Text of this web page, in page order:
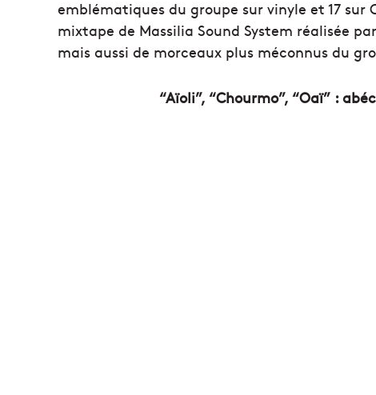
emblématiques du groupe sur vinyle et 17 sur
mixtape de Massilia Sound System réalisée
mais aussi de morceaux plus méconnus du
“Aïoli”, “Chourmo”, “Oaï” :